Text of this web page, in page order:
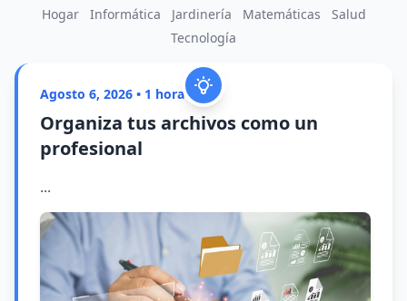
Hogar
Informática Jardinería Matemáticas
Salud
Tecnología
Agosto 6, 2026 • 1 hora atrás
Organiza tus archivos como un
profesional
...